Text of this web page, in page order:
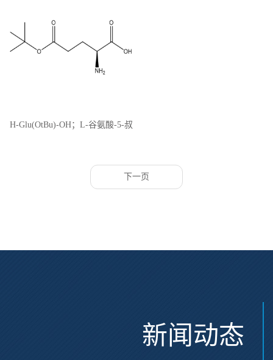
H-Glu(OtBu)-OH；L-谷氨酸-5-叔
下一页
新闻动态